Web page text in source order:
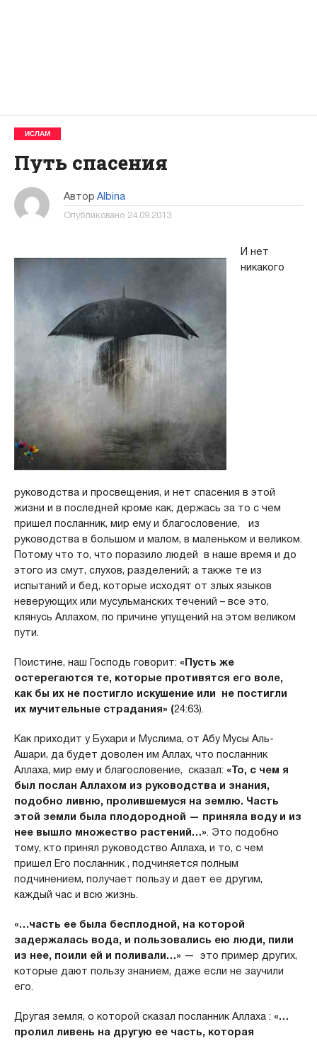
ИСЛАМ
Путь спасения
Автор Albina
Опубликовано 24.09.2013
И нет
никакого
руководства и просвещения, и нет спасения в этой
жизни и в последней кроме как, держась за то с чем
пришел посланник, мир ему и благословение, из
руководства в большом и малом, в маленьком и великом.
Потому что то, что поразило людей в наше время и до
этого из смут, слухов, разделений; а также те из
испытаний и бед, которые исходят от злых языков
неверующих или мусульманских течений – все это,
клянусь Аллахом, по причине упущений на этом великом
пути.
Поистине, наш Господь говорит: «Пусть же
остерегаются те, кото­рые противятся его воле,
как бы их не постигло искушение или не постигли
их мучительные страдания» (24:63).
Как приходит у Бухари и Муслима, от Абу Мусы Аль-
Ашари, да будет доволен им Аллах, что посланник
Аллаха, мир ему и благословение, сказал: «То, с чем я
был послан Аллахом из руководства и знания,
подобно ливню, пролившемуся на землю. Часть
этой земли была плодородной — приняла воду и из
нее вышло множество растений…». Это подобно
тому, кто принял руководство Аллаха, и то, с чем
пришел Его посланник , подчиняется полным
подчинением, получает пользу и дает ее другим,
каждый час и всю жизнь.
«…часть ее была бесплодной, на которой
задержалась вода, и пользовались ею люди, пили
из нее, поили ей и поливали…» — это пример других,
которые дают пользу знанием, даже если не заучили
его.
Другая земля, о которой сказал посланник Аллаха : «…
пролил ливень на другую ее часть, которая